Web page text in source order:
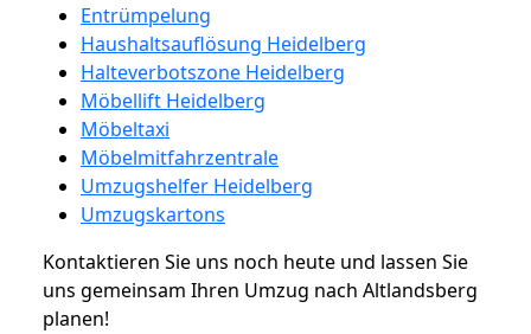
Entrümpelung
Haushaltsauflösung Heidelberg
Halteverbotszone Heidelberg
Möbellift Heidelberg
Möbeltaxi
Möbelmitfahrzentrale
Umzugshelfer Heidelberg
Umzugskartons
Kontaktieren Sie uns noch heute und lassen Sie
uns gemeinsam Ihren Umzug nach Altlandsberg
planen!